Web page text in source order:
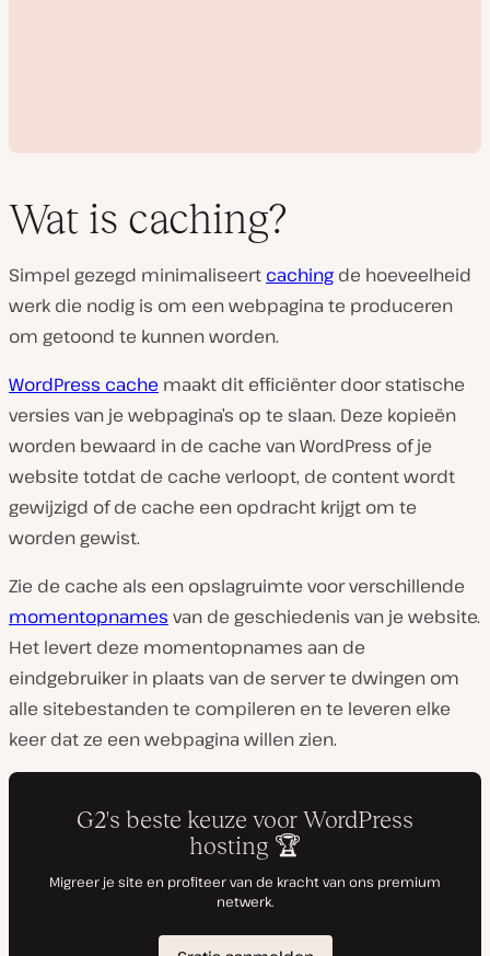
i
e
a
f
s
p
e
l
e
Wat is caching?
Simpel gezegd minimaliseert caching de hoeveelheid
werk die nodig is om een webpagina te produceren
om getoond te kunnen worden.
WordPress cache maakt dit efficiënter door statische
versies van je webpagina’s op te slaan. Deze kopieën
worden bewaard in de cache van WordPress of je
website totdat de cache verloopt, de content wordt
gewijzigd of de cache een opdracht krijgt om te
worden gewist.
Zie de cache als een opslagruimte voor verschillende
momentopnames van de geschiedenis van je website.
Het levert deze momentopnames aan de
eindgebruiker in plaats van de server te dwingen om
alle sitebestanden te compileren en te leveren elke
keer dat ze een webpagina willen zien.